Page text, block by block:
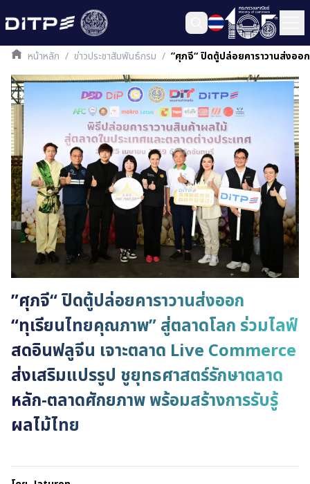
หน้าหลัก / ข่าวประชาสัมพันธ์กรม / ”ศุภจี“ ปิดตู้ปล่อยคาราวานส่งอ
”ศุภจี“ ปิดตู้ปล่อยคาราวานส่งออก
“ทุเรียนไทยคุณภาพ” สู่ตลาดโลก ร่วมไลฟ์
สดอินฟลูจีน เจาะตลาด Live Commerce
ส่งเสริมแปรรูป ชูยุทธศาสตร์รักษาตลาด
หลัก-ตลาดศักยภาพ พร้อมสร้างการรับรู้
ผลไม้ไทย